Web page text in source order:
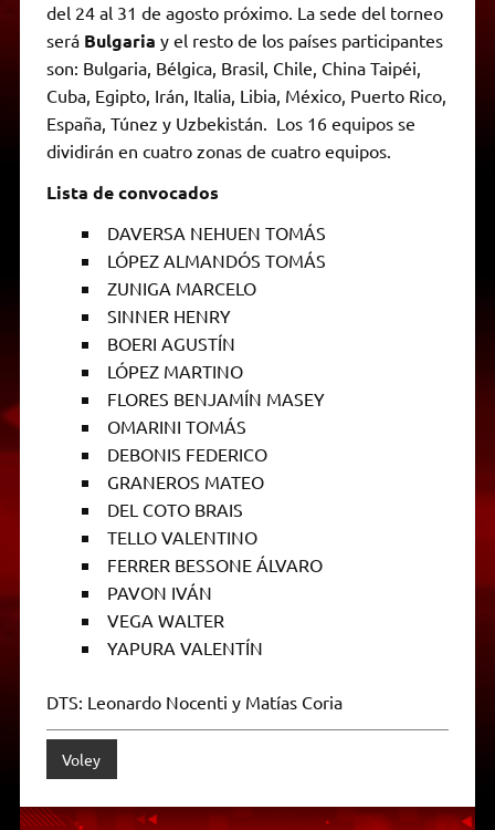
del 24 al 31 de agosto próximo. La sede del torneo
será Bulgaria y el resto de los países participantes
son: Bulgaria, Bélgica, Brasil, Chile, China Taipéi,
Cuba, Egipto, Irán, Italia, Libia, México, Puerto Rico,
España, Túnez y Uzbekistán. Los 16 equipos se
dividirán en cuatro zonas de cuatro equipos.
Lista de convocados
DAVERSA NEHUEN TOMÁS
LÓPEZ ALMANDÓS TOMÁS
ZUNIGA MARCELO
SINNER HENRY
BOERI AGUSTÍN
LÓPEZ MARTINO
FLORES BENJAMÍN MASEY
OMARINI TOMÁS
DEBONIS FEDERICO
GRANEROS MATEO
DEL COTO BRAIS
TELLO VALENTINO
FERRER BESSONE ÁLVARO
PAVON IVÁN
VEGA WALTER
YAPURA VALENTÍN
DTS: Leonardo Nocenti y Matías Coria
Voley